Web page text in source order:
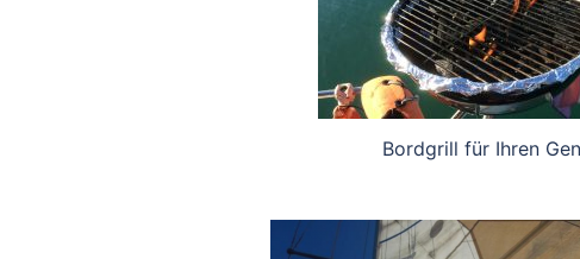
Bordgrill für Ihren